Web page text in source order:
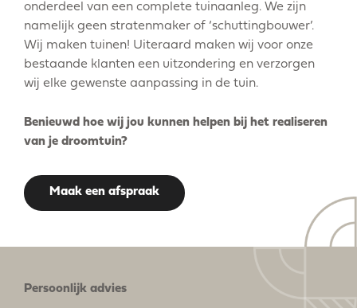
onderdeel van een complete tuinaanleg. We zijn
namelijk geen stratenmaker of ‘schuttingbouwer’.
Wij maken tuinen! Uiteraard maken wij voor onze
bestaande klanten een uitzondering en verzorgen
wij elke gewenste aanpassing in de tuin.
Benieuwd hoe wij jou kunnen helpen bij het realiseren
van je droomtuin?
Maak een afspraak
Persoonlijk advies